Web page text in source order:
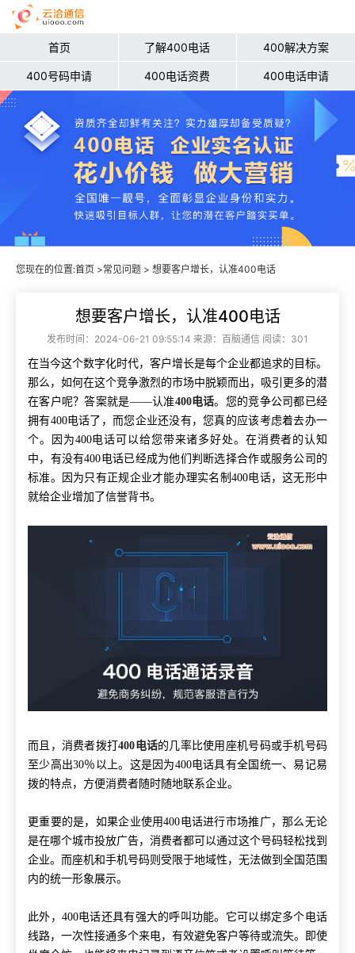
首页 了解400电话 400解决方案
400号码申请 400电话资费 400电话申请
您现在的位置:首页 >常见问题 > 想要客户增长，认准400电话
想要客户增长，认准400电话
发布时间：2024-06-21 09:55:14 来源：百脑通信 阅读：301
在当今这个数字化时代，客户增长是每个企业都追求的目标。
那么，如何在这个竞争激烈的市场中脱颖而出，吸引更多的潜
在客户呢？答案就是——认准400电话。 您的竞争公司都已经
拥有400电话了，而您企业还没有，您真的应该考虑着去办一
个。因为400电话可以给您带来诸多好处。在消费者的认知
中，有没有400电话已经成为他们判断选择合作或服务公司的
标准。因为只有正规企业才能办理实名制400电话，这无形中
就给企业增加了信誉背书。
而且，消费者拨打400电话的几率比使用座机号码或手机号码
至少高出30％以上。这是因为400电话具有全国统一、易记易
拨的特点，方便消费者随时随地联系企业。
更重要的是，如果企业使用400电话进行市场推广，那么无论
是在哪个城市投放广告，消费者都可以通过这个号码轻松找到
企业。而座机和手机号码则受限于地域性，无法做到全国范围
内的统一形象展示。
此外， 400电话还具有强大的呼叫功能。它可以绑定多个电话
线路，一次性接通多个来电，有效避免客户等待或流失。即使